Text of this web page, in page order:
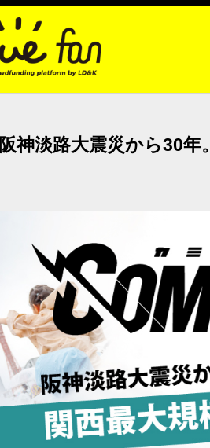
阪神淡路大震災から30